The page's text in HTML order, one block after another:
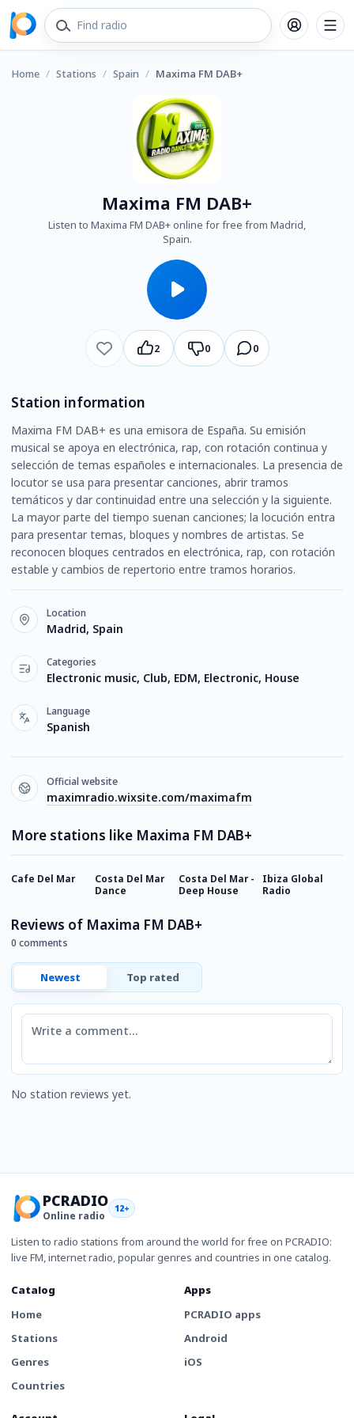
Home / Stations / Spain / Maxima FM DAB+
Maxima FM DAB+
Listen to Maxima FM DAB+ online for free from Madrid,
Spain.
2 0 0
Station information
Maxima FM DAB+ es una emisora de España. Su emisión
musical se apoya en electrónica, rap, con rotación continua y
selección de temas españoles e internacionales. La presencia de
locutor se usa para presentar canciones, abrir tramos
temáticos y dar continuidad entre una selección y la siguiente.
La mayor parte del tiempo suenan canciones; la locución entra
para presentar temas, bloques y nombres de artistas. Se
reconocen bloques centrados en electrónica, rap, con rotación
estable y cambios de repertorio entre tramos horarios.
Location
Madrid, Spain
Categories
Electronic music, Club, EDM, Electronic, House
Language
Spanish
Official website
maximradio.wixsite.com/maximafm
More stations like Maxima FM DAB+
Cafe Del Mar
Costa Del Mar
Dance
Costa Del Mar -
Deep House
Ibiza Global
Radio
Reviews of Maxima FM DAB+
0 comments
Newest Top rated
Comment
No station reviews yet.
PCRADIO
Online radio
12+
Listen to radio stations from around the world for free on PCRADIO:
live FM, internet radio, popular genres and countries in one catalog.
Catalog
Home
Stations
Genres
Countries
Apps
PCRADIO apps
Android
iOS